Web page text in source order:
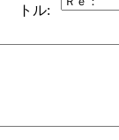
トル: